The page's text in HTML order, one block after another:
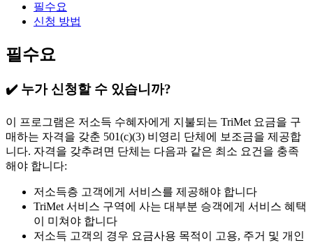
필수요
신청 방법
필수요
✔️ 누가 신청할 수 있습니까?
이 프로그램은 저소득 수혜자에게 지불되는 TriMet 요금을 구
매하는 자격을 갖춘 501(c)(3) 비영리 단체에 보조금을 제공합
니다. 자격을 갖추려면 단체는 다음과 같은 최소 요건을 충족
해야 합니다:
저소득층 고객에게 서비스를 제공해야 합니다
TriMet 서비스 구역에 사는 대부분 승객에게 서비스 혜택
이 미쳐야 합니다
저소득 고객의 경우 요금사용 목적이 고용, 주거 및 개인